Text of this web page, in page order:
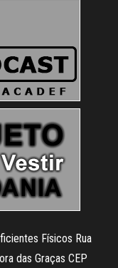
Físicos Rua
das Graças CEP